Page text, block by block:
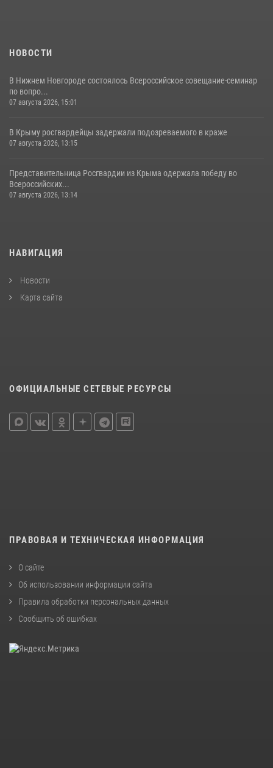
НОВОСТИ
В Нижнем Новгороде состоялось Всероссийское совещание-семинар
по вопро...
07 августа 2026, 15:01
В Крыму росгвардейцы задержали подозреваемого в краже
07 августа 2026, 13:15
Представительница Росгвардии из Крыма одержала победу во
Всероссийских...
07 августа 2026, 13:14
НАВИГАЦИЯ
Новости
Карта сайта
ОФИЦИАЛЬНЫЕ СЕТЕВЫЕ РЕСУРСЫ
ПРАВОВАЯ И ТЕХНИЧЕСКАЯ ИНФОРМАЦИЯ
О сайте
Об использовании информации сайта
Правила обработки персональных данных
Сообщить об ошибках